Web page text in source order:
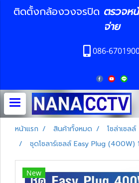
ติดตั้งกล้องวงจรปิด ตรวจห
จ่าย
086-
หน้าแรก สินค้าทั้งหมด
โซล่าเซลล์
ชุดโซลาร์เซลล์ Easy Plug (400W)
New